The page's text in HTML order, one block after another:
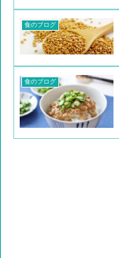
食のブログ
食のブログ